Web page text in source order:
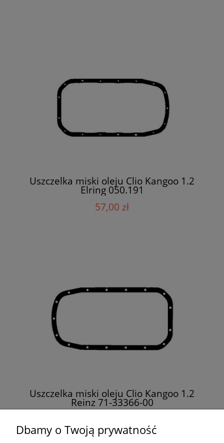
Uszczelka miski oleju Clio Kangoo 1.2
Elring 050.191
57,00 zł
Uszczelka miski oleju Clio Kangoo 1.2
Reinz 71-33366-00
Dbamy o Twoją prywatność